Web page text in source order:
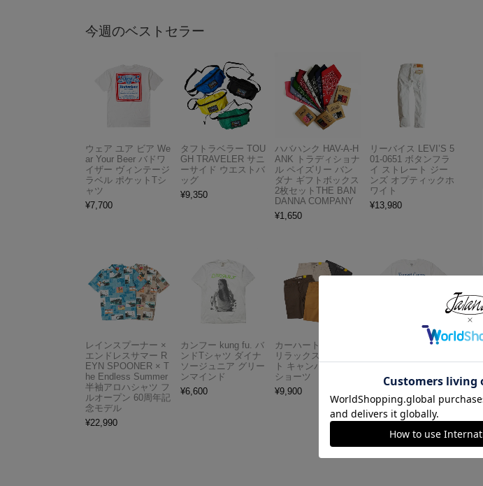
今週のベストセラー
ウェア ユア ビア We
ar Your Beer バドワ
イザー ヴィンテージ
ラベル ポケットTシ
ャツ
¥7,700
タフトラベラー TOU
GH TRAVELER サニ
ーサイド ウエストバ
ッグ
¥9,350
ハバハンク HAV-A-H
ANK トラディショナ
ル ペイズリー バン
ダナ ギフトボックス
2枚セットTHE BAN
DANNA COMPANY
¥1,650
リーバイス LEVI’S 5
01-0651 ボタンフラ
イ ストレート ジー
ンズ オプティックホ
ワイト
¥13,980
レインスプーナー ×
エンドレスサマー R
EYN SPOONER × T
he Endless Summer
半袖アロハシャツ フ
ルオープン 60周年記
念モデル
¥22,990
カンフー kung fu. バ
ンドTシャツ ダイナ
ソージュニア グリー
ンマインド
¥6,600
カーハート Carhartt
リラックスドフィッ
ト キャンバスワーク
ショーツ
¥9,900
アメリカンクラシッ
シャツ フォレストガ
ンプ ロゴ＆ベンチ
¥5,747